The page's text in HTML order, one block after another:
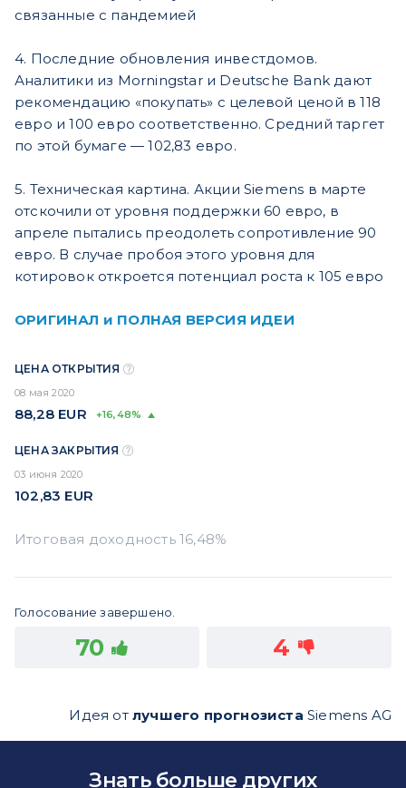
связанные с пандемией
4. Последние обновления инвестдомов.
Аналитики из Morningstar и Deutsche Bank дают
рекомендацию «покупать» с целевой ценой в 118
евро и 100 евро соответственно. Средний таргет
по этой бумаге — 102,83 евро.
5. Техническая картина. Акции Siemens в марте
отскочили от уровня поддержки 60 евро, в
апреле пытались преодолеть сопротивление 90
евро. В случае пробоя этого уровня для
котировок откроется потенциал роста к 105 евро
ОРИГИНАЛ и ПОЛНАЯ ВЕРСИЯ ИДЕИ
ЦЕНА ОТКРЫТИЯ
08 мая 2020
88,28 EUR +16,48%
ЦЕНА ЗАКРЫТИЯ
03 июня 2020
102,83 EUR
Голосование завершено.
70 4
Идея от лучшего прогнозиста Siemens AG
Знать больше других